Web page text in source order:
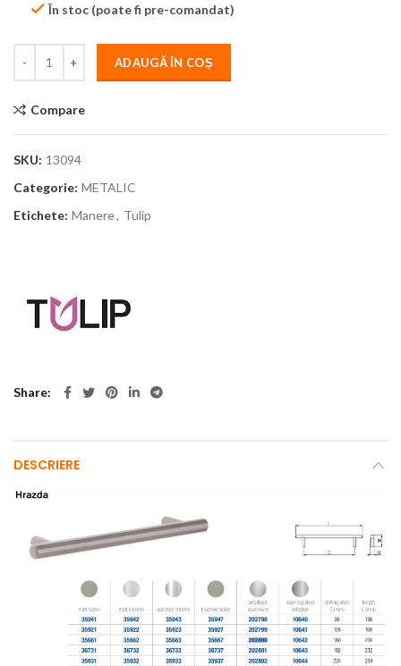
În stoc (poate fi pre-comandat)
ADAUGĂ ÎN COȘ
Compare
SKU: 13094
Categorie: METALIC
Etichete: Manere, Tulip
Share
DESCRIERE